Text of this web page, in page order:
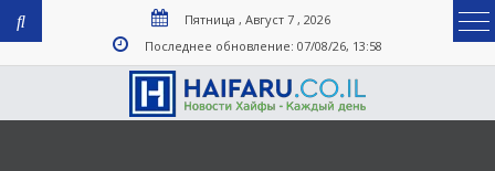
Пятница , Август 7 , 2026
Последнее обновление: 07/08/26, 13:58